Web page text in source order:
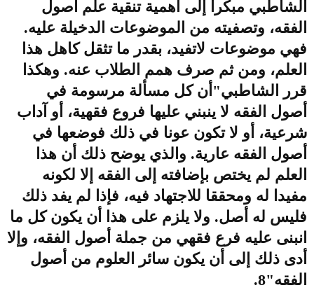
الشاطبي مبكرا إلى أهمية تنقية علم أصول
الفقه، وتصفيته من الموضوعات الدخيلة عليه.
فهي موضوعات لاتفيد، بقدر ما تثقل كاهل هذا
العلم، ومن ثم صرف همم الطلاب عنه. وهكذا
قرر الشاطبي"أن كل مسألة مرسومة في
أصول الفقه لا ينبني عليها فروع فقهية، أو آداب
شرعية، أو لا تكون عونا في ذلك فوضعها في
أصول الفقه عارية. والذي يوضح ذلك أن هذا
العلم لم يختص بإضافته إلى الفقه إلا لكونه
مفيدا له ومحققا للاجتهاد فيه، فإذا لم يفد ذلك
فليس له أصل. ولا يلزم على هذا أن يكون كل ما
انبنى عليه فرع فقهي من جملة أصول الفقه، وإلا
أدى ذلك إلى أن يكون سائر العلوم من أصول
الفقه"8.